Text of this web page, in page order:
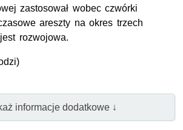
zastosował wobec czwórki
areszty na okres trzech
rozwojowa.
informacje dodatkowe ↓